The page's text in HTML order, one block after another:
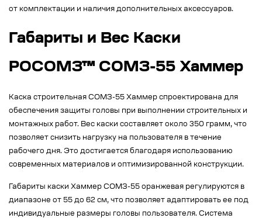
от комплектации и наличия дополнительных аксессуаров.
Габариты и Вес Каски
РОСОМЗ™ СОМЗ-55 Хаммер
Каска строительная СОМЗ-55 Хаммер спроектирована для
обеспечения защиты головы при выполнении строительных и
монтажных работ. Вес каски составляет около 350 грамм, что
позволяет снизить нагрузку на пользователя в течение
рабочего дня. Это достигается благодаря использованию
современных материалов и оптимизированной конструкции.
Габариты каски Хаммер СОМЗ-55 оранжевая регулируются в
диапазоне от 55 до 62 см, что позволяет адаптировать ее под
индивидуальные размеры головы пользователя. Система